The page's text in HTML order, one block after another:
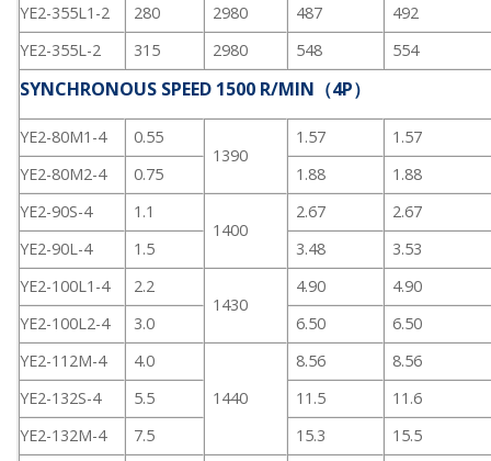
YE2-355L1-2
280 2980 487
492
YE2-355L-2
315 2980 548 554
SYNCHRONOUS SPEED 1500 R/MIN（4P）
YE2-80M1-4
0.55
1390
1.57
1.57
YE2-80M2-4
0.75 1.88
1.88
YE2-90S-4
1.1
1400
2.67
2.67
YE2-90L-4
1.5 3.48
3.53
YE2-100L1-4
2.2
1430
4.90
4.90
YE2-100L2-4
3.0 6.50
6.50
YE2-112M-4
4.0
1440
8.56
8.56
YE2-132S-4
5.5 11.5
11.6
YE2-132M-4
7.5 15.3
15.5